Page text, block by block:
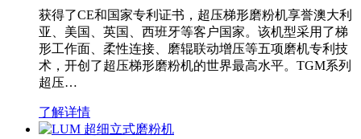
获得了CE和国家专利证书，超压梯形磨粉机享誉澳大利
亚、美国、英国、西班牙等客户国家。该机型采用了梯
形工作面、柔性连接、磨辊联动增压等五项磨机专利技
术，开创了超压梯形磨粉机的世界最高水平。TGM系列
超压…
了解详情